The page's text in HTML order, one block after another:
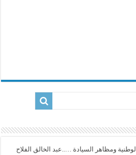
ومظاهر السيادة …..عبد الخالق الفلاح